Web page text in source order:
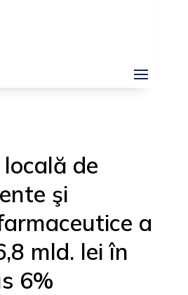
de
şi
a
mld. lei în
6%